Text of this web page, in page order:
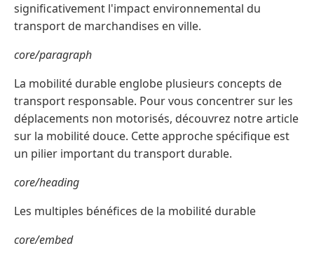
significativement l'impact environnemental du
transport de marchandises en ville.
core/paragraph
La mobilité durable englobe plusieurs concepts de
transport responsable. Pour vous concentrer sur les
déplacements non motorisés, découvrez notre article
sur la mobilité douce. Cette approche spécifique est
un pilier important du transport durable.
core/heading
Les multiples bénéfices de la mobilité durable
core/embed